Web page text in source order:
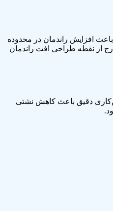
افزایش راندمان در محدوده
از نقطه طراحی افت راندمان
دقیق باعث کاهش نشتی